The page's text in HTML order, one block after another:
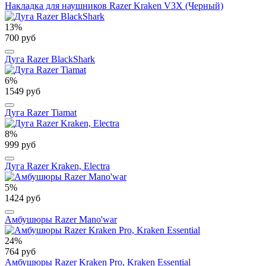
Накладка для наушников Razer Kraken V3X (Черный)
13%
700 руб
Дуга Razer BlackShark
6%
1549 руб
Дуга Razer Tiamat
8%
999 руб
Дуга Razer Kraken, Electra
5%
1424 руб
Амбушюры Razer Mano'war
24%
764 руб
Амбушюры Razer Kraken Pro, Kraken Essential